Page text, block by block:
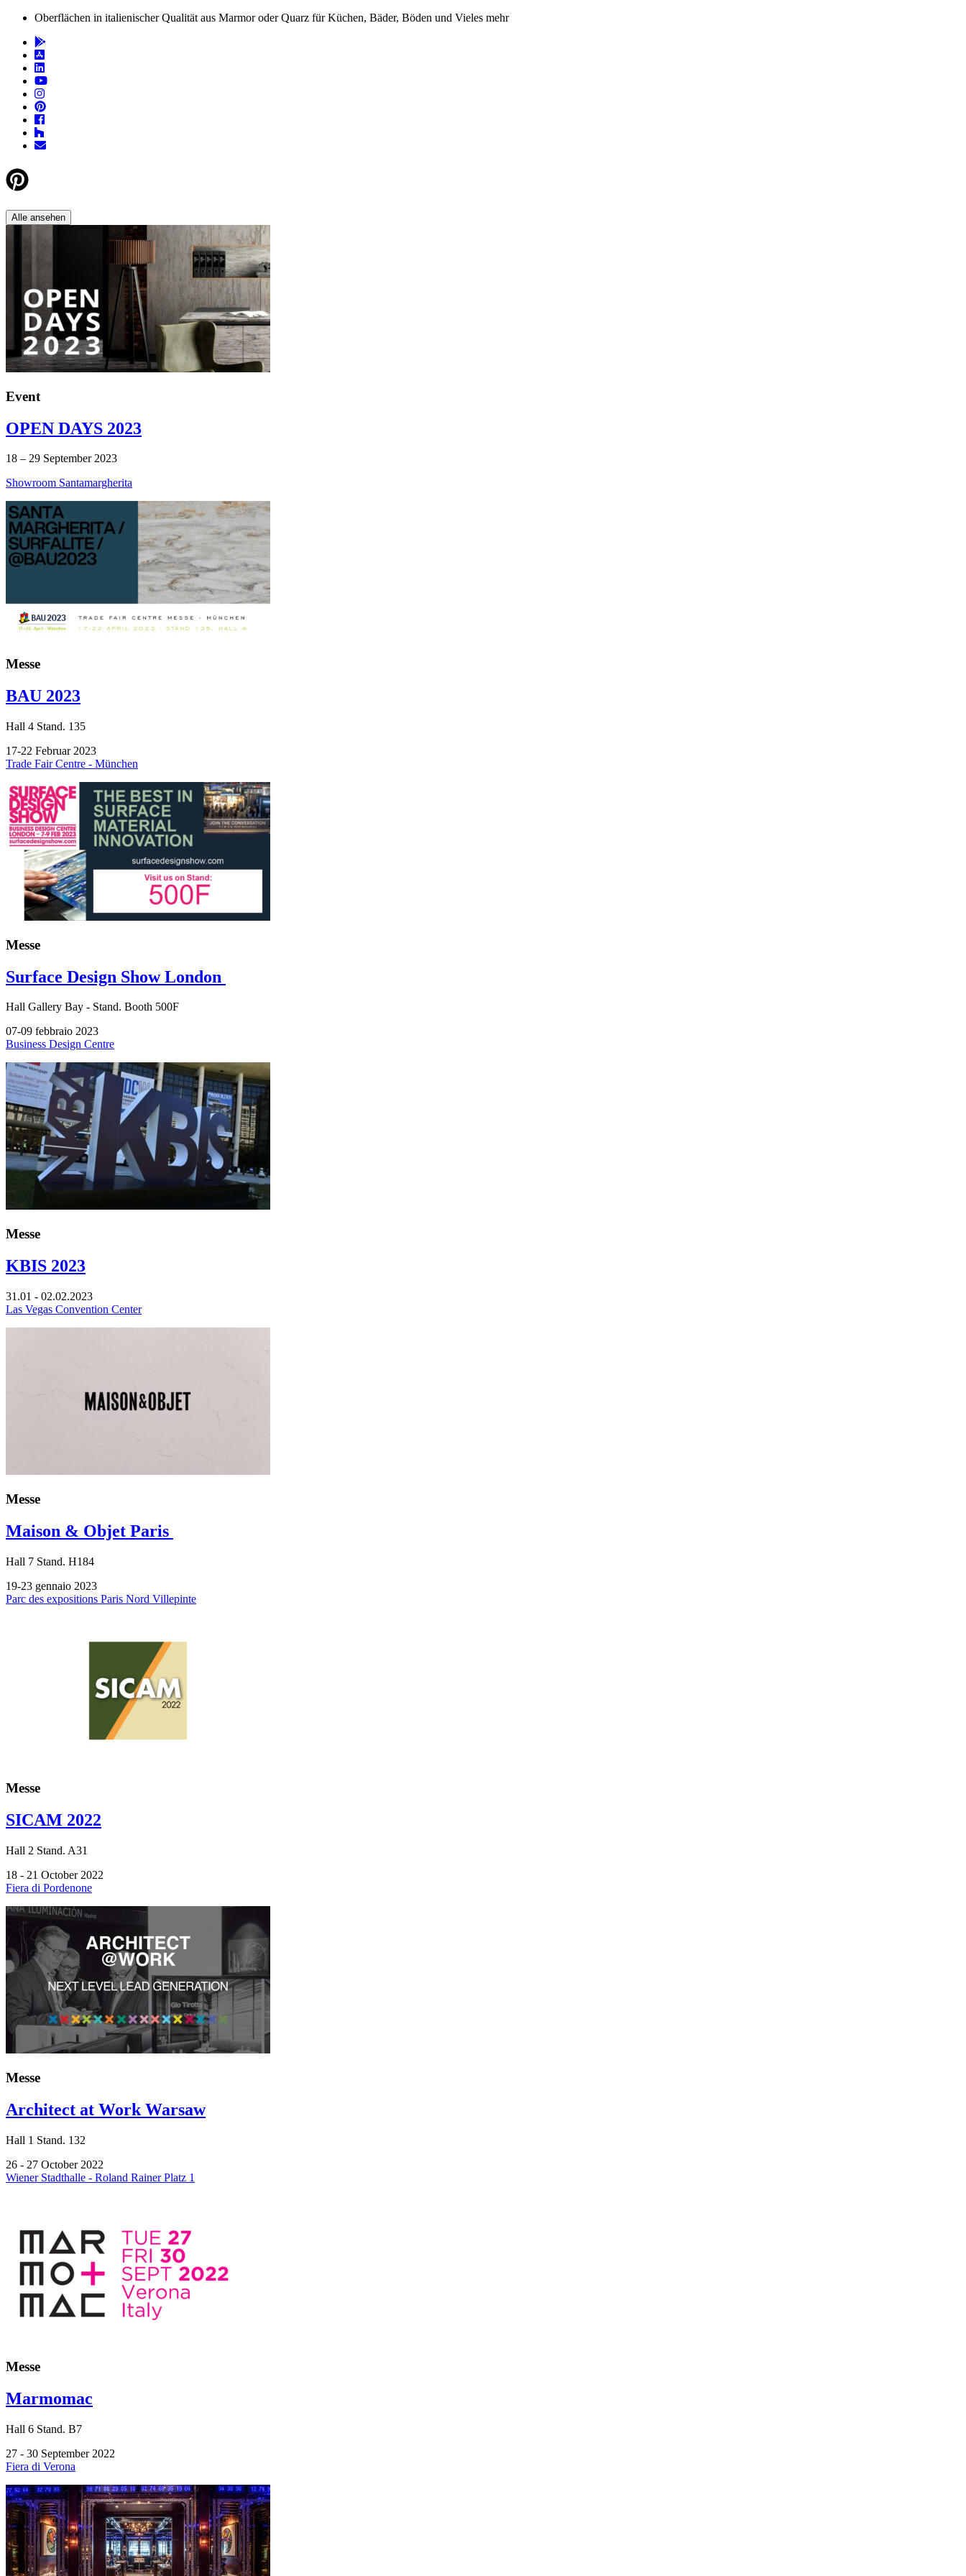
Oberflächen in italienischer Qualität aus Marmor oder Quarz für Küchen, Bäder, Böden und Vieles mehr
Alle ansehen
Event
OPEN DAYS 2023
18 – 29 September 2023
Showroom Santamargherita
Messe
BAU 2023
Hall 4 Stand. 135
17-22 Februar 2023
Trade Fair Centre - München
Messe
Surface Design Show London
Hall Gallery Bay - Stand. Booth 500F
07-09 febbraio 2023
Business Design Centre
Messe
KBIS 2023
31.01 - 02.02.2023
Las Vegas Convention Center
Messe
Maison & Objet Paris
Hall 7 Stand. H184
19-23 gennaio 2023
Parc des expositions Paris Nord Villepinte
Messe
SICAM 2022
Hall 2 Stand. A31
18 - 21 October 2022
Fiera di Pordenone
Messe
Architect at Work Warsaw
Hall 1 Stand. 132
26 - 27 October 2022
Wiener Stadthalle - Roland Rainer Platz 1
Messe
Marmomac
Hall 6 Stand. B7
27 - 30 September 2022
Fiera di Verona